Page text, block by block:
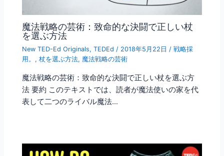
魔法戦略の芸術：致命的な決闘で正しい杖
を選ぶ方法
New TED-Ed Originals,TEDEd / 2018年5月22日/戦略採
用。 ,杖を選ぶ方法, 魔法戦略の芸術
魔法戦略の芸術：致命的な決闘で正しい杖を選ぶ方
法 要約 このテキストでは、読者が魔法使いの家を代
表して二つのライバル魔法…